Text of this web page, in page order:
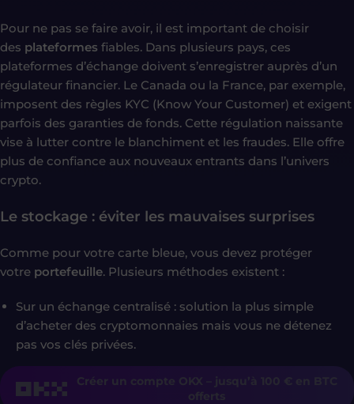
Pour ne pas se faire avoir, il est important de choisir
des plateformes fiables. Dans plusieurs pays, ces
plateformes d’échange doivent s’enregistrer auprès d’un
régulateur financier. Le Canada ou la France, par exemple,
imposent des règles KYC (Know Your Customer) et exigent
parfois des garanties de fonds. Cette régulation naissante
vise à lutter contre le blanchiment et les fraudes. Elle offre
plus de confiance aux nouveaux entrants dans l’univers
crypto.
Le stockage : éviter les mauvaises surprises
Comme pour votre carte bleue, vous devez protéger
votre portefeuille. Plusieurs méthodes existent :
Sur un échange centralisé : solution la plus simple
d’acheter des cryptomonnaies mais vous ne détenez
pas vos clés privées.
Créer un compte OKX – jusqu’à 100 € en BTC
offerts